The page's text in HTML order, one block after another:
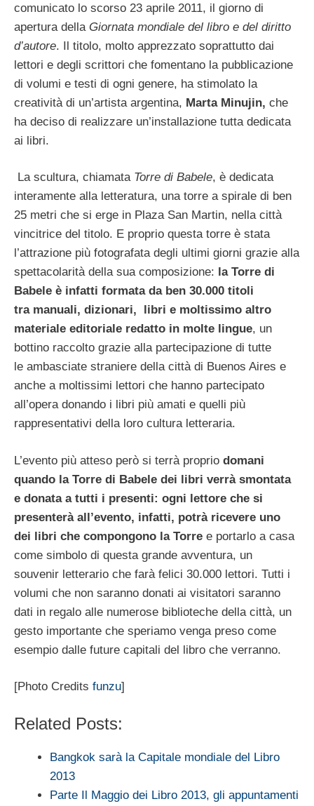
comunicato lo scorso 23 aprile 2011, il giorno di
apertura della Giornata mondiale del libro e del diritto
d’autore. Il titolo, molto apprezzato soprattutto dai
lettori e degli scrittori che fomentano la pubblicazione
di volumi e testi di ogni genere, ha stimolato la
creatività di un’artista argentina, Marta Minujin, che
ha deciso di realizzare un’installazione tutta dedicata
ai libri.
La scultura, chiamata Torre di Babele, è dedicata
interamente alla letteratura, una torre a spirale di ben
25 metri che si erge in Plaza San Martin, nella città
vincitrice del titolo. E proprio questa torre è stata
l’attrazione più fotografata degli ultimi giorni grazie alla
spettacolarità della sua composizione: la Torre di
Babele è infatti formata da ben 30.000 titoli
tra manuali, dizionari, libri e moltissimo altro
materiale editoriale redatto in molte lingue, un
bottino raccolto grazie alla partecipazione di tutte
le ambasciate straniere della città di Buenos Aires e
anche a moltissimi lettori che hanno partecipato
all’opera donando i libri più amati e quelli più
rappresentativi della loro cultura letteraria.
L’evento più atteso però si terrà proprio domani
quando la Torre di Babele dei libri verrà smontata
e donata a tutti i presenti: ogni lettore che si
presenterà all’evento, infatti, potrà ricevere uno
dei libri che compongono la Torre e portarlo a casa
come simbolo di questa grande avventura, un
souvenir letterario che farà felici 30.000 lettori. Tutti i
volumi che non saranno donati ai visitatori saranno
dati in regalo alle numerose biblioteche della città, un
gesto importante che speriamo venga preso come
esempio dalle future capitali del libro che verranno.
[Photo Credits funzu]
Related Posts:
Bangkok sarà la Capitale mondiale del Libro
2013
Parte Il Maggio dei Libro 2013, gli appuntamenti